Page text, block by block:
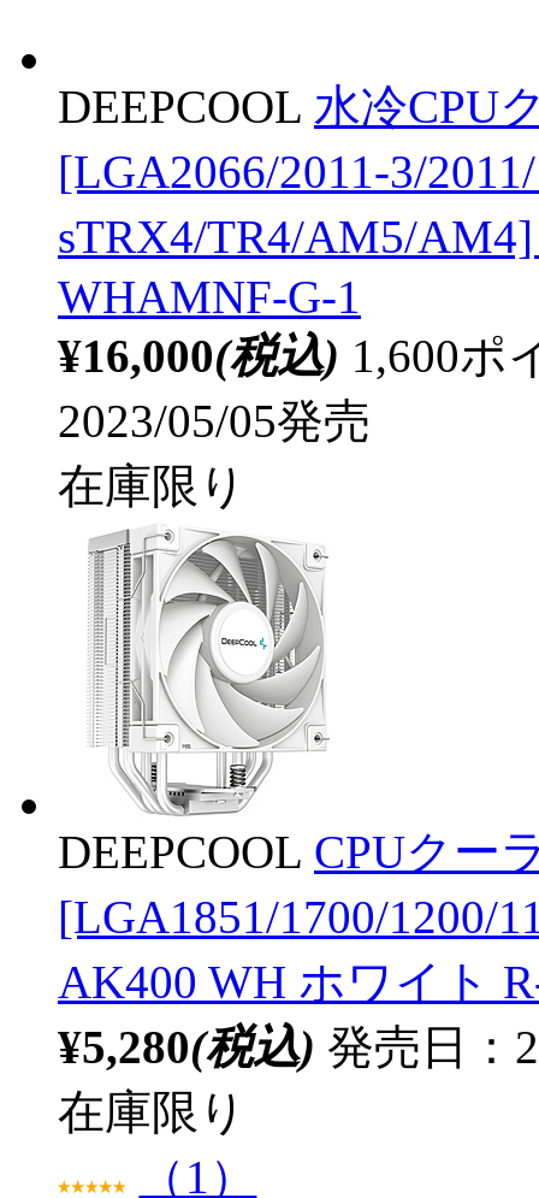
DEEPCOOL 水冷CPU
[LGA2066/2011-3/
sTRX4/TR4/AM5/
WHAMNF-G-1
¥16,000(税込) 1,600ポ
2023/05/05発売
在庫限り
DEEPCOOL CPUクー
[LGA1851/1700/1200/
AK400 WH ホワイト
¥5,280(税込) 発売日：
在庫限り
（1）